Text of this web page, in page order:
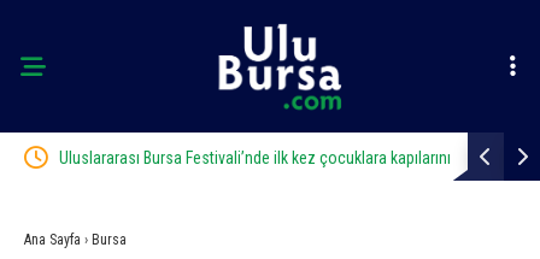
Otluk alanda çıkan yangın hızlı müdahale ile söndürüldü İnegöl,
Ana Sayfa › Bursa